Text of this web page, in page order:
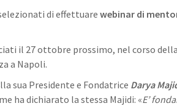
di effettuare webinar di
il 27 ottobre prossimo, nel corso della
a Napoli.
sua Presidente e Fondatrice Darya
ha dichiarato la stessa Majidi: «E’